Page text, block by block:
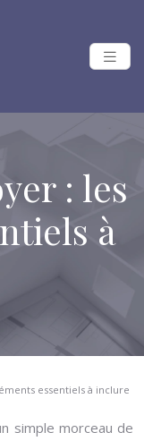
: les
à
essentiels à inclure
simple morceau de